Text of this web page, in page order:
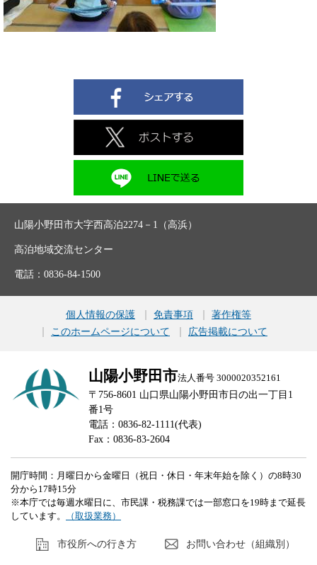
山陽小野田市大字西高泊2274－1（高浜）
高泊地域交流センター
電話：0836-84-1500
個人情報の保護 免責事項
著作権等
このホームページについて
広告掲載について
山陽小野田市法人番号 3000020352161
〒756-8601 山口県山陽小野田市日の出一丁目1
番1号
電話：0836-82-1111(代表)
Fax：0836-83-2604
開庁時間：月曜日から金曜日（祝日・休日・年末年始を除く）の8時30
分から17時15分
※本庁では毎週水曜日に、市民課・税務課では一部窓口を19時まで延長
しています。
（取扱業務）
市役所への行き方 お問い合わせ（組織別）